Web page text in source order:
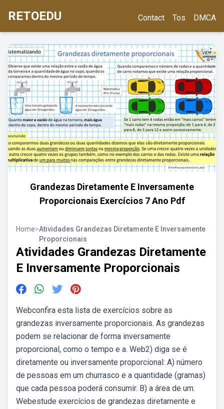
RETOEDU Contact Tos DMCA
Grandezas Diretamente E Inversamente
Proporcionais Exercícios 7 Ano Pdf
Home>Atividades Grandezas Diretamente E Inversamente
Proporcionais
Atividades Grandezas Diretamente
E Inversamente Proporcionais
Webconfira esta lista de exercícios sobre as
grandezas inversamente proporcionais. As grandezas
podem se relacionar de forma inversamente
proporcional, como o tempo e a. Web2) diga se é
diretamente ou inversamente proporcional: A) número
de pessoas em um churrasco e a quantidade (gramas)
que cada pessoa poderá consumir. B) a área de um.
Webestude exercícios de grandezas diretamente e